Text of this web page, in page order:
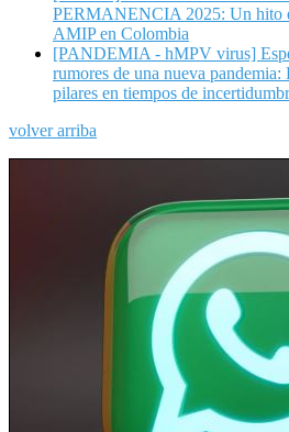
PERMANENCIA 2025: Un hito
AMIP en Colombia
[PANDEMIA - hMPV virus]
rumores de una nueva
pilares en tiempos de
volver arriba